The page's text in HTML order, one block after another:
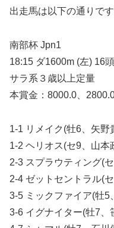
出走馬は以下の通りです
南部杯 Jpn1
18:15 ダ1600m (左) 16
サラ系３歳以上定量
本賞金：8000.0、
1-1 リメイク(牡6、矢
1-2 ヘリオス(セ9、山
2-3 スプラウティング(
2-4 ゼットセントラル(
3-5 ミックファイア(牡5
3-6 イグナイター(牡7、